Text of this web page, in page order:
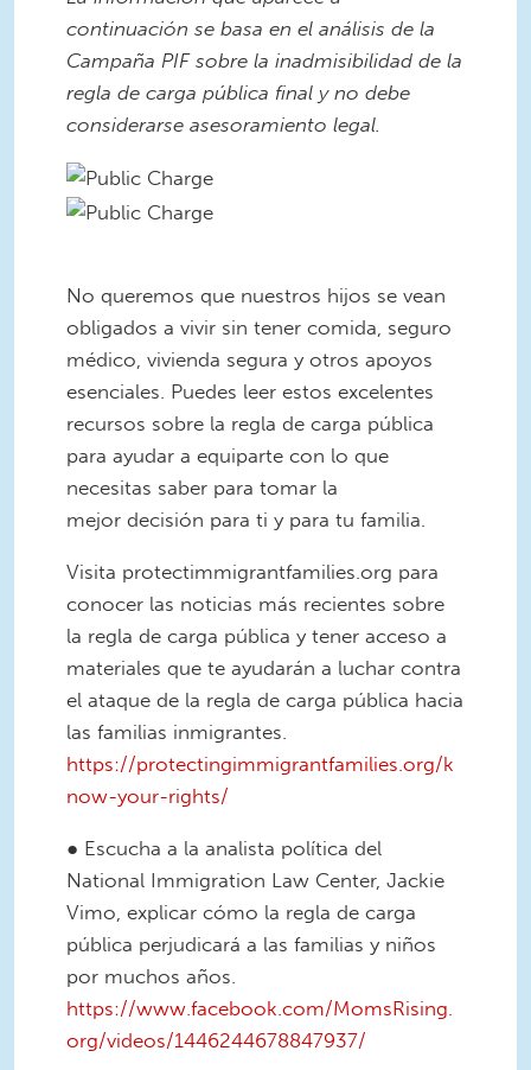
continuación se basa en el análisis de la
Campaña PIF sobre la inadmisibilidad de la
regla de carga pública final y no debe
considerarse asesoramiento legal.
Public Charge 2020-01-28 at
10.03.18 AM.png
Public Charge 2020-01-28 at
No queremos que nuestros hijos se vean
obligados a vivir sin tener comida, seguro
médico, vivienda segura y otros apoyos
esenciales. Puedes leer estos excelentes
recursos sobre la regla de carga pública
para ayudar a equiparte con lo que
necesitas saber para tomar la
mejor decisión para ti y para tu familia.
Visita protectimmigrantfamilies.org para
conocer las noticias más recientes sobre
la regla de carga pública y tener acceso a
materiales que te ayudarán a luchar contra
el ataque de la regla de carga pública hacia
las familias inmigrantes.
https://protectingimmigrantfamilies.org/k
now-your-rights/
● Escucha a la analista política del
National Immigration Law Center, Jackie
Vimo, explicar cómo la regla de carga
pública perjudicará a las familias y niños
por muchos años.
https://www.facebook.com/MomsRising.
org/videos/1446244678847937/